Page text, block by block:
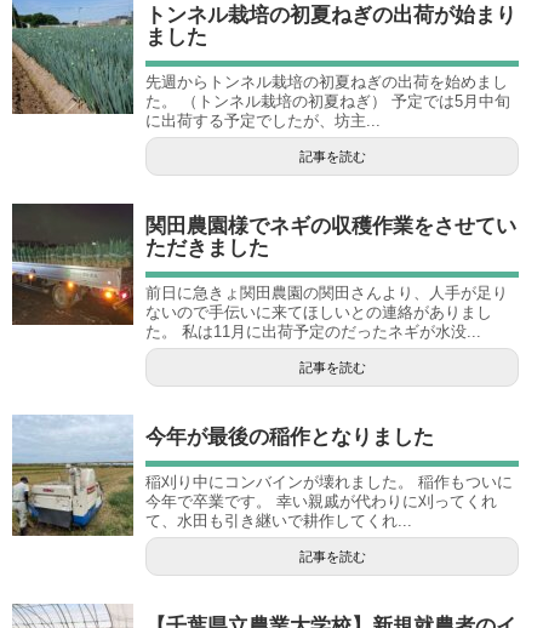
トンネル栽培の初夏ねぎの出荷が始まり
ました
先週からトンネル栽培の初夏ねぎの出荷を始めまし
た。 （トンネル栽培の初夏ねぎ） 予定では5月中旬
に出荷する予定でしたが、坊主...
記事を読む
関田農園様でネギの収穫作業をさせてい
ただきました
前日に急きょ関田農園の関田さんより、人手が足り
ないので手伝いに来てほしいとの連絡がありまし
た。 私は11月に出荷予定のだったネギが水没...
記事を読む
今年が最後の稲作となりました
稲刈り中にコンバインが壊れました。 稲作もついに
今年で卒業です。 幸い親戚が代わりに刈ってくれ
て、水田も引き継いで耕作してくれ...
記事を読む